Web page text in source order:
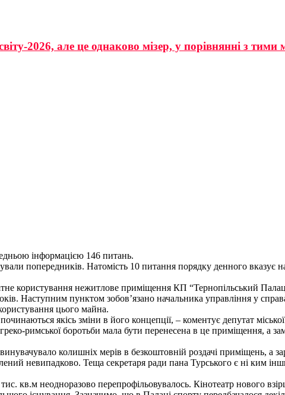
2026, але це однаково мізер, у порівнянні з
інформацією 146 питань.
попередників. Натомість 10 питання порядку денного вказує
користування нежитлове приміщення КП “Тернопільський
Наступним пунктом зобов’язано начальника управління у
цього майна.
якісь зміни в його концепції, – коментує депутат міської
римської боротьби мала бути перенесена в це приміщення, а
колишніх мерів в безкоштовній роздачі приміщень, а
невипадково. Теща секретаря ради пана Турського є ні ким
неодноразово перепрофільовувалось. Кінотеатр нового